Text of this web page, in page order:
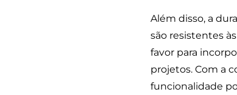
Além disso, a
são resistentes
favor para
projetos. Com a
funcionalidade